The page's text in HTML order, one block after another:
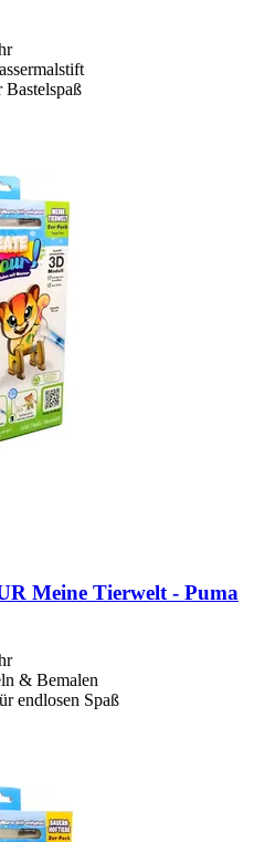
Bastelspaß
Meine Tierwelt -​ Puma
& Bemalen
endlosen Spaß